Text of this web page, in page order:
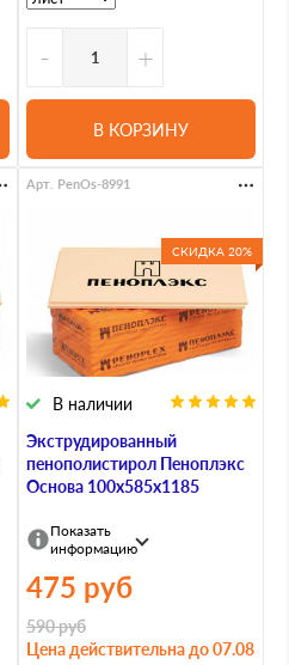
- +
В КОРЗИНУ
СКИДКА 20%
Экструдированный
пенополистирол Пеноплэкс
Основа 100х585х1185
В наличии
Арт. PenOs-8991
Показать
информацию
475 руб
590руб
Цена действительна до 07.08